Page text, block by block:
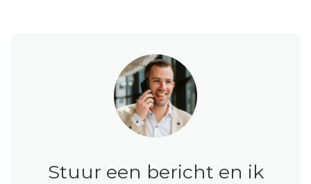
Stuur een bericht en ik